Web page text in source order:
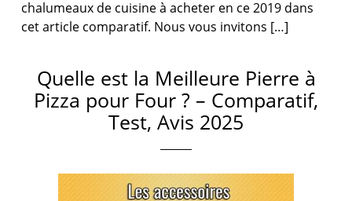
chalumeaux de cuisine à acheter en ce 2019 dans
cet article comparatif. Nous vous invitons […]
Quelle est la Meilleure Pierre à
Pizza pour Four ? – Comparatif,
Test, Avis 2025